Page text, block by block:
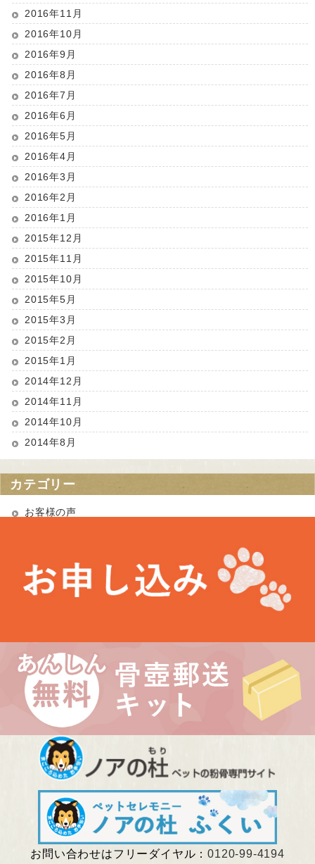
2016年11月
2016年10月
2016年9月
2016年8月
2016年7月
2016年6月
2016年5月
2016年4月
2016年3月
2016年2月
2016年1月
2015年12月
2015年11月
2015年10月
2015年5月
2015年3月
2015年2月
2015年1月
2014年12月
2014年11月
2014年10月
2014年8月
カテゴリー
お客様の声
最近の投稿
埼玉県 Kさま（あかりちゃん・きなりちゃん）
千葉県 Uさま（エルフちゃん・ソルシエールちゃん）
愛知県 Kさま（Litoちゃん）
東京都 Aさま（ミンスちゃん）
お問い合わせはフリーダイヤル：0120-99-4194